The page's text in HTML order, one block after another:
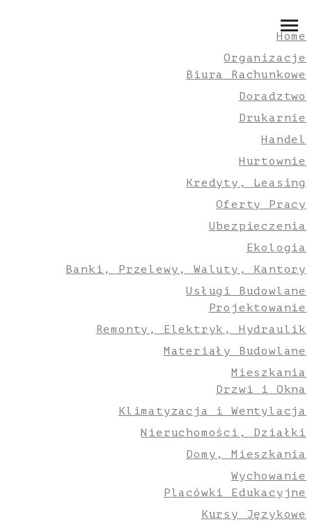
Home
Organizacje
Biura Rachunkowe
Doradztwo
Drukarnie
Handel
Hurtownie
Kredyty, Leasing
Oferty Pracy
Ubezpieczenia
Ekologia
Banki, Przelewy, Waluty, Kantory
Usługi Budowlane
Projektowanie
Remonty, Elektryk, Hydraulik
Materiały Budowlane
Mieszkania
Drzwi i Okna
Klimatyzacja i Wentylacja
Nieruchomości, Działki
Domy, Mieszkania
Wychowanie
Placówki Edukacyjne
Kursy Językowe